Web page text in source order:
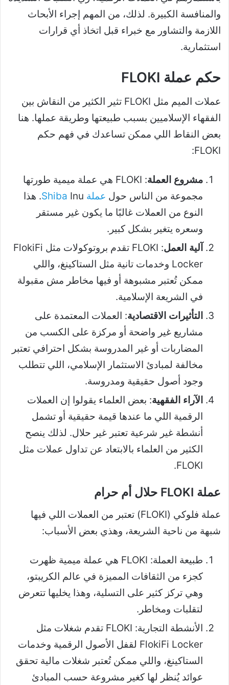
والمنافسة الكبيرة. لذلك، من المهم إجراء الأبحاث
اللازمة والتشاور مع خبراء قبل اتخاذ أي قرارات
استثمارية.
حكم عملة FLOKI
عملات الميم مثل FLOKI تثير الكثير من النقاش بين
الفقهاء الإسلاميين بسبب طبيعتها وطريقة عملها. هنا
بعض النقاط اللي ممكن تساعدك في فهم حكم
FLOKI:
مشروع العملة
: FLOKI هي عملة ميمية طورتها
مجموعة من الناس حول عملة Shiba
Inu. هذا
النوع من العملات غالبًا ما يكون غير مستقر
وسعره يتغير بشكل كبير.
آلية العمل
: FLOKI تقدم بروتوكولات مثل FlokiFi
Locker وخدمات تانية مثل الستاكينغ، واللي
ممكن تُعتبر مشبوهة أو فيها مخاطر مش مقبولة
في الشريعة الإسلامية.
التأثيرات الاقتصادية: العملات المعتمدة على
مشاريع غير واضحة أو مركزة على الكسب من
المضاربات أو غير المدروسة بشكل احترافي تعتبر
مخالفة لمبادئ الاستثمار الإسلامي، اللي تتطلب
وجود أصول حقيقية ومدروسة.
الآراء الفقهية: بعض العلماء يقولوا إن العملات
الرقمية اللي ما عندها قيمة حقيقية أو تشمل
أنشطة غير شرعية تعتبر غير حلال. لذلك ينصح
الكثير من العلماء بالابتعاد عن تداول عملات مثل
FLOKI.
عملة FLOKI حلال أم حرام
عملة فلوكي (FLOKI) تعتبر من العملات اللي فيها
شبهة من ناحية الشريعة، وهذي بعض الأسباب:
طبيعة العملة: FLOKI هي عملة ميمية ظهرت
كجزء من الثقافات المميزة في عالم الكريبتو،
وهي تركز كثير على التسلية، وهذا يخليها تتعرض
لتقلبات ومخاطر.
الأنشطة التجارية: FLOKI تقدم شغلات مثل
FlokiFi Locker لقفل الأصول الرقمية وخدمات
الستاكينغ، واللي ممكن تُعتبر شغلات مالية تحقق
عوائد يُنظر لها كغير مشروعة حسب المبادئ